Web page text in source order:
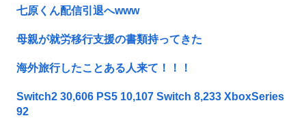
七原くん配信引退へwww
母親が就労移行支援の書類持ってきた
海外旅行したことある人来て！！！
Switch2 30,606 PS5 10,107 Switch 8,233 XboxSeries
92